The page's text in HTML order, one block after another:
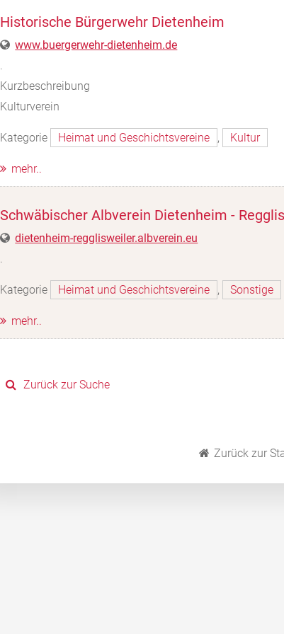
Historische Bürgerwehr Dietenheim
www.buergerwehr-dietenheim.de
Kurzbeschreibung
Kulturverein
Kategorie Heimat und Geschichtsvereine , Kultur
mehr..
Schwäbischer Albverein Dietenheim -
dietenheim-regglisweiler.albverein.eu
Kategorie Heimat und Geschichtsvereine , Sonstige
mehr..
Zurück zur Suche
Zurück zur